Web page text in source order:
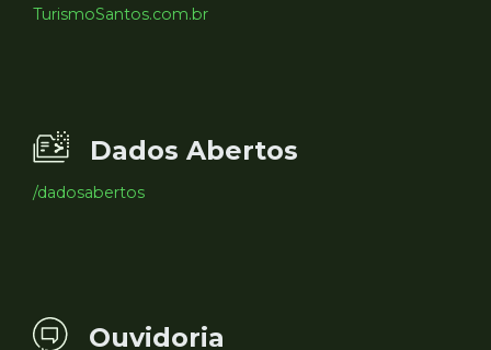
TurismoSantos.com.br
Dados Abertos
/dadosabertos
Ouvidoria